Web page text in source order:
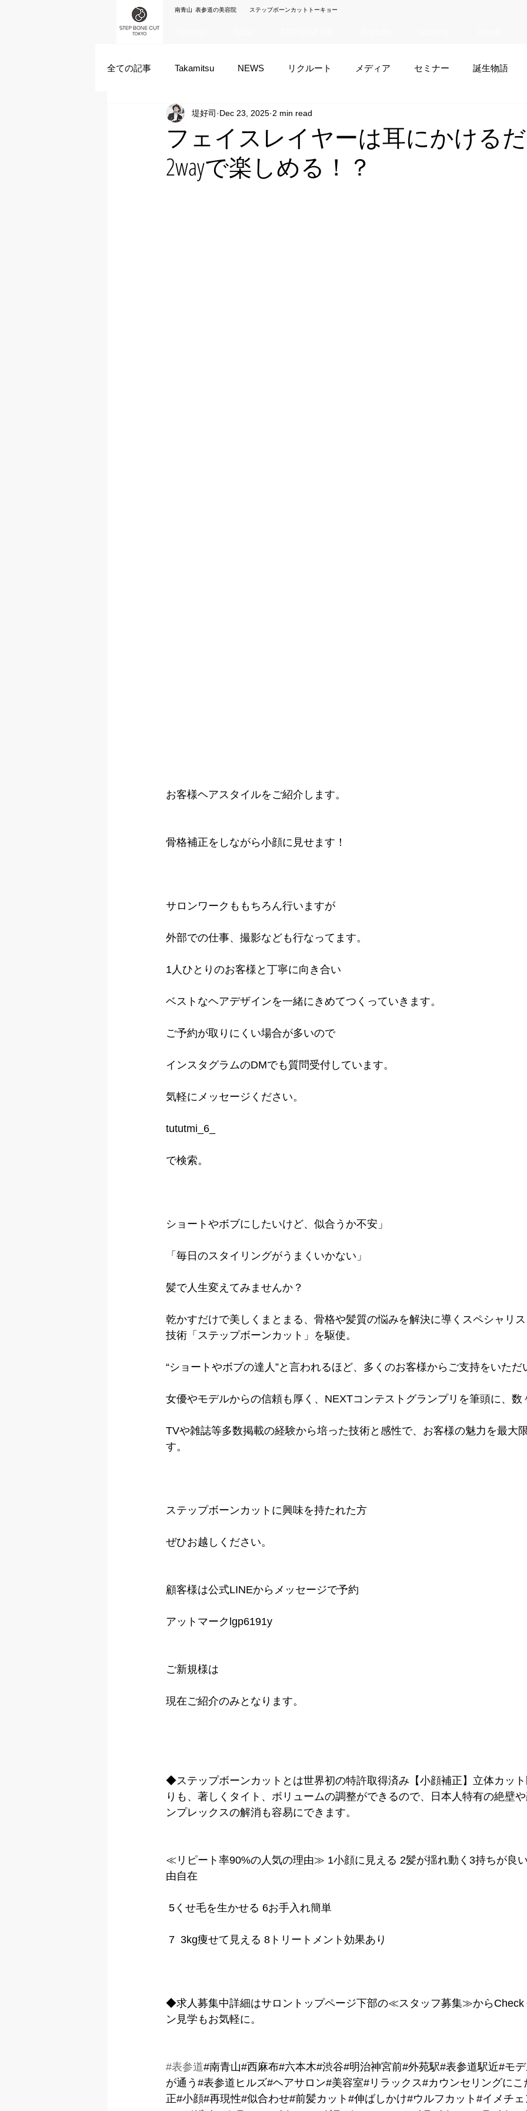
南青山 表参道の美容院 ステップボーンカットトーキョー
全ての記事 Takamitsu NEWS リクルート メディア セミナー 誕生物語
Akane Kanda HAYATO 夏菜 TAISEI
ズシヒロヤ 竹原拓摩 お笑い
フェイスレイヤーは耳にかける
2wayで楽しめる！？
堤好司 Dec 23, 2025 2 min read
お客様ヘアスタイルをご紹介します。
骨格補正をしながら小顔に見せます！
サロンワークももちろん行いますが
外部での仕事、撮影なども行なってます。
1人ひとりのお客様と丁寧に向き合い
ベストなヘアデザインを一緒にきめてつくっていきます。
ご予約が取りにくい場合が多いので
インスタグラムのDMでも質問受付しています。
気軽にメッセージください。
tututmi_6_
で検索。
ショートやボブにしたいけど、似合うか不安」
「毎日のスタイリングがうまくいかない」
髪で人生変えてみませんか？
乾かすだけで美しくまとまる、骨格や髪質の悩みを解決に導くスペシャリ
技術「ステップボーンカット」を駆使。
“ショートやボブの達人”と言われるほど、多くのお客様からご支持をいただ
女優やモデルからの信頼も厚く、NEXTコンテストグランプリを筆頭に、数
TVや雑誌等多数掲載の経験から培った技術と感性で、お客様の魅力を最大
す。
ステップボーンカットに興味を持たれた方
ぜひお越しください。
顧客様は公式LINEからメッセージで予約
アットマークlgp6191y
ご新規様は
現在ご紹介のみとなります。
◆ステップボーンカットとは世界初の特許取得済み【小顔補正】立体カット
りも、著しくタイト、ボリュームの調整ができるので、日本人特有の絶壁
ンプレックスの解消も容易にできます。
≪リピート率90%の人気の理由≫ 1小顔に見える 2髪が揺れ動く3持ちが良
由自在
5くせ毛を生かせる 6お手入れ簡単
7  3kg痩せて見える 8トリートメント効果あり
◆求人募集中詳細はサロントップページ下部の≪スタッフ募集≫から
ン見学もお気軽に。
#表参道#南青山#西麻布#六本木#渋谷#明治神宮前#外苑駅#表参道駅近#モ
が通う#表参道ヒルズ#ヘアサロン#美容室#リラックス#カウンセリングにこ
正#小顔#再現性#似合わせ#前髪カット#伸ばしかけ#ウルフカット#イメチェ